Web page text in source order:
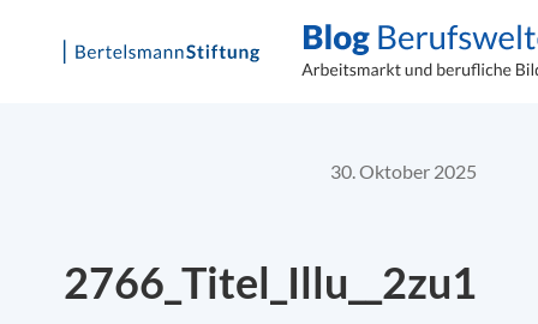
30. Oktober 2025
2766_Titel_Illu__2zu1